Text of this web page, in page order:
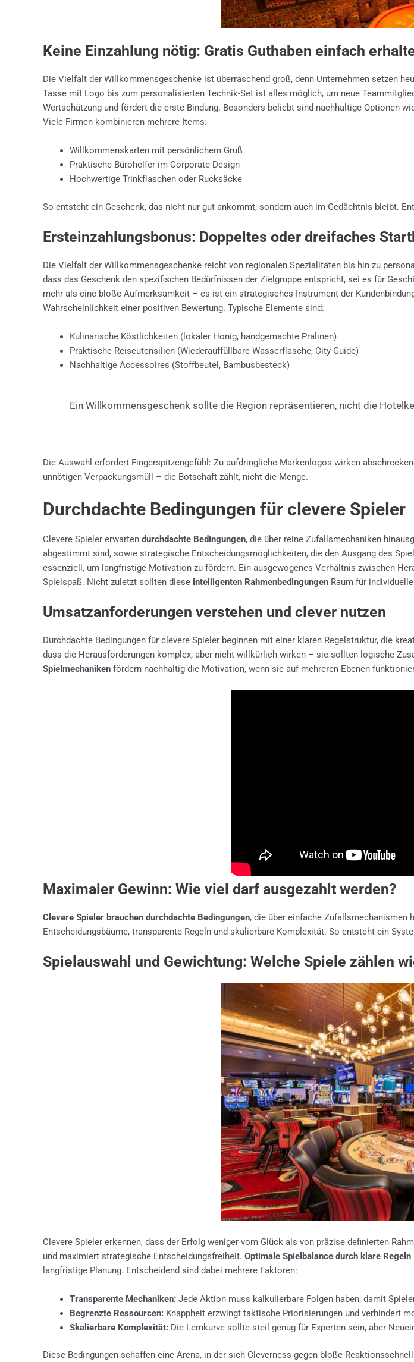
Keine Einzahlung nötig: Gratis Guthaben einfach
Die Vielfalt der Willkommensgeschenke ist überraschend groß, denn Unternehmen setzen
Tasse mit Logo bis zum personalisierten Technik-Set ist alles möglich, um neue
Wertschätzung und fördert die erste Bindung. Besonders beliebt sind nachhaltige Optionen
Viele Firmen kombinieren mehrere Items:
Willkommenskarten mit persönlichem Gruß
Praktische Bürohelfer im Corporate Design
Hochwertige Trinkflaschen oder Rucksäcke
So entsteht ein Geschenk, das nicht nur gut ankommt, sondern auch im Gedächtnis bleibt.
Ersteinzahlungsbonus: Doppeltes oder dreifaches
Die Vielfalt der Willkommensgeschenke reicht von regionalen Spezialitäten bis hin zu
dass das Geschenk den spezifischen Bedürfnissen der Zielgruppe entspricht, sei es für
mehr als eine bloße Aufmerksamkeit – es ist ein strategisches Instrument der
Wahrscheinlichkeit einer positiven Bewertung. Typische Elemente sind:
Kulinarische Köstlichkeiten (lokaler Honig, handgemachte Pralinen)
Praktische Reiseutensilien (Wiederauffüllbare Wasserflasche, City-Guide)
Nachhaltige Accessoires (Stoffbeutel, Bambusbesteck)
Ein Willkommensgeschenk sollte die Region repräsentieren, nicht die
Die Auswahl erfordert Fingerspitzengefühl: Zu aufdringliche Markenlogos wirken
unnötigen Verpackungsmüll – die Botschaft zählt, nicht die Menge.
Durchdachte Bedingungen für clevere Spieler
Clevere Spieler erwarten durchdachte Bedingungen, die über reine Zufallsmechaniken
abgestimmt sind, sowie strategische Entscheidungsmöglichkeiten, die den Ausgang des
essenziell, um langfristige Motivation zu fördern. Ein ausgewogenes Verhältnis zwischen
Spielspaß. Nicht zuletzt sollten diese intelligenten Rahmenbedingungen Raum für
Umsatzanforderungen verstehen und clever nutzen
Durchdachte Bedingungen für clevere Spieler beginnen mit einer klaren Regelstruktur, die
dass die Herausforderungen komplex, aber nicht willkürlich wirken – sie sollten logische
Spielmechaniken fördern nachhaltig die Motivation, wenn sie auf mehreren Ebenen
Maximaler Gewinn: Wie viel darf ausgezahlt werden?
Clevere Spieler brauchen durchdachte Bedingungen, die über einfache Zufallsmechanismen
Entscheidungsbäume, transparente Regeln und skalierbare Komplexität. So entsteht ein
Spielauswahl und Gewichtung: Welche Spiele zählen
Clevere Spieler erkennen, dass der Erfolg weniger vom Glück als von präzise definierten
und maximiert strategische Entscheidungsfreiheit. Optimale Spielbalance durch klare Regeln
langfristige Planung. Entscheidend sind dabei mehrere Faktoren:
Transparente Mechaniken: Jede Aktion muss kalkulierbare Folgen haben, damit
Begrenzte Ressourcen: Knappheit erzwingt taktische Priorisierungen und verhindert
Skalierbare Komplexität: Die Lernkurve sollte steil genug für Experten sein, aber
Diese Bedingungen schaffen eine Arena, in der sich Cleverness gegen bloße